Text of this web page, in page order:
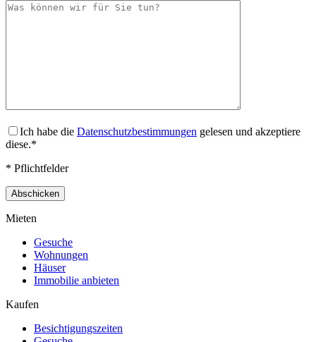
Ich habe die Datenschutzbestimmungen gelesen und akzeptiere
diese.*
* Pflichtfelder
Mieten
Gesuche
Wohnungen
Häuser
Immobilie anbieten
Kaufen
Besichtigungszeiten